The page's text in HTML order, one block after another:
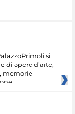
si
di opere d’arte,
memorie